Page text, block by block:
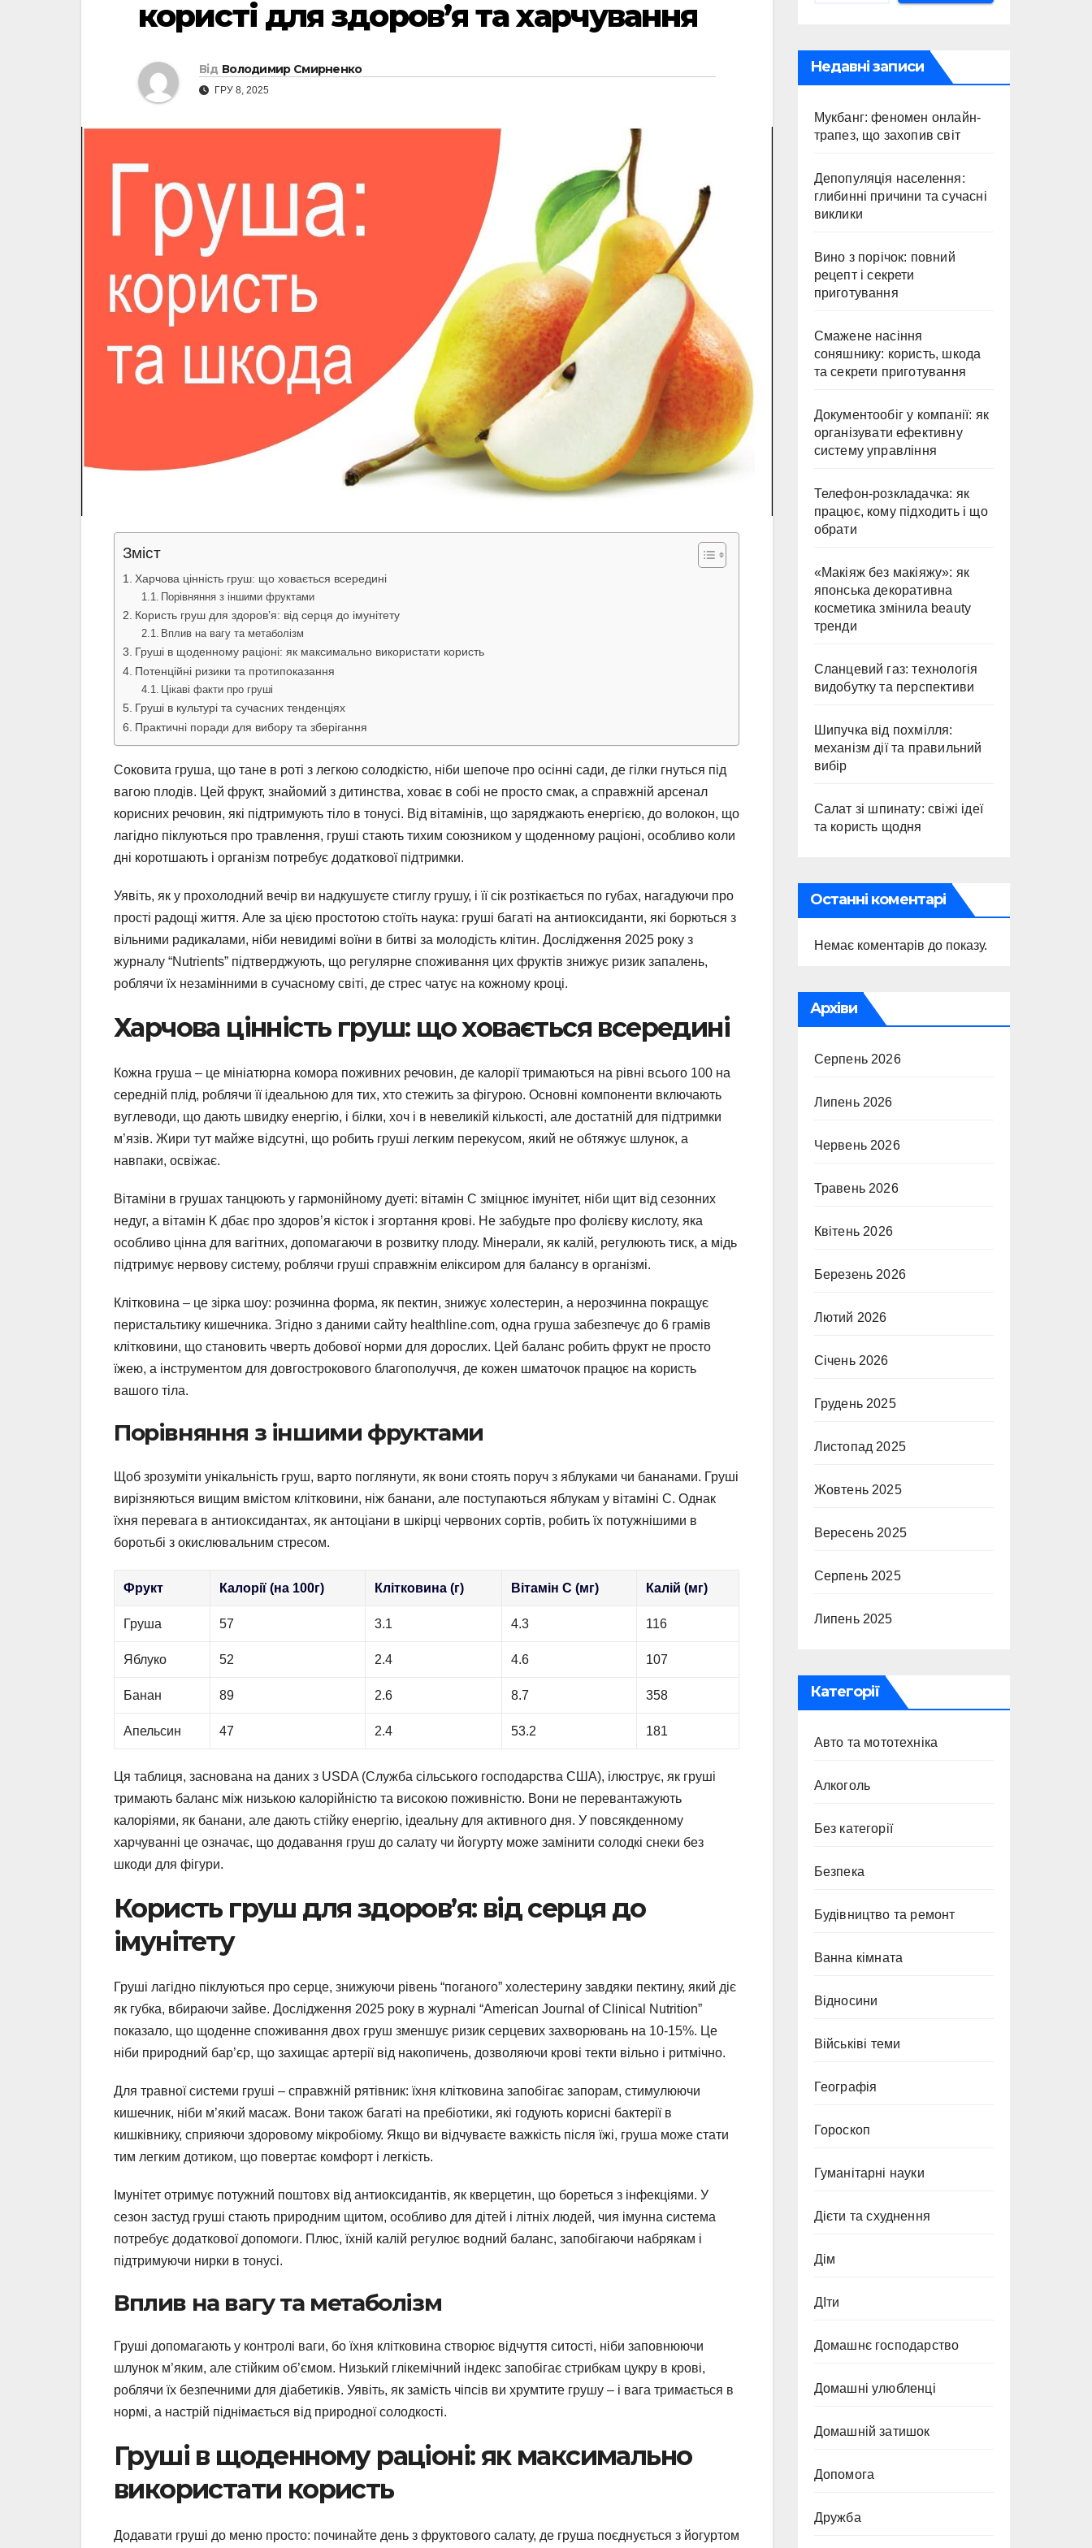
користі для здоров’я та харчування
Від Володимир Смирненко
ГРУ 8, 2025
Зміст
Харчова цінність груш: що ховається всередині
Порівняння з іншими фруктами
Користь груш для здоров’я: від серця до імунітету
Вплив на вагу та метаболізм
Груші в щоденному раціоні: як максимально використати користь
Потенційні ризики та протипоказання
Цікаві факти про груші
Груші в культурі та сучасних тенденціях
Практичні поради для вибору та зберігання
Соковита груша, що тане в роті з легкою солодкістю, ніби шепоче про осінні сади, де гілки гнуться під
вагою плодів. Цей фрукт, знайомий з дитинства, ховає в собі не просто смак, а справжній арсенал
корисних речовин, які підтримують тіло в тонусі. Від вітамінів, що заряджають енергією, до волокон, що
лагідно піклуються про травлення, груші стають тихим союзником у щоденному раціоні, особливо коли
дні коротшають і організм потребує додаткової підтримки.
Уявіть, як у прохолодний вечір ви надкушуєте стиглу грушу, і її сік розтікається по губах, нагадуючи про
прості радощі життя. Але за цією простотою стоїть наука: груші багаті на антиоксиданти, які борються з
вільними радикалами, ніби невидимі воїни в битві за молодість клітин. Дослідження 2025 року з
журналу “Nutrients” підтверджують, що регулярне споживання цих фруктів знижує ризик запалень,
роблячи їх незамінними в сучасному світі, де стрес чатує на кожному кроці.
Харчова цінність груш: що ховається всередині
Кожна груша – це мініатюрна комора поживних речовин, де калорії тримаються на рівні всього 100 на
середній плід, роблячи її ідеальною для тих, хто стежить за фігурою. Основні компоненти включають
вуглеводи, що дають швидку енергію, і білки, хоч і в невеликій кількості, але достатній для підтримки
м’язів. Жири тут майже відсутні, що робить груші легким перекусом, який не обтяжує шлунок, а
навпаки, освіжає.
Вітаміни в грушах танцюють у гармонійному дуеті: вітамін C зміцнює імунітет, ніби щит від сезонних
недуг, а вітамін K дбає про здоров’я кісток і згортання крові. Не забудьте про фолієву кислоту, яка
особливо цінна для вагітних, допомагаючи в розвитку плоду. Мінерали, як калій, регулюють тиск, а мідь
підтримує нервову систему, роблячи груші справжнім еліксиром для балансу в організмі.
Клітковина – це зірка шоу: розчинна форма, як пектин, знижує холестерин, а нерозчинна покращує
перистальтику кишечника. Згідно з даними сайту healthline.com, одна груша забезпечує до 6 грамів
клітковини, що становить чверть добової норми для дорослих. Цей баланс робить фрукт не просто
їжею, а інструментом для довгострокового благополуччя, де кожен шматочок працює на користь
вашого тіла.
Порівняння з іншими фруктами
Щоб зрозуміти унікальність груш, варто поглянути, як вони стоять поруч з яблуками чи бананами. Груші
вирізняються вищим вмістом клітковини, ніж банани, але поступаються яблукам у вітаміні C. Однак
їхня перевага в антиоксидантах, як антоціани в шкірці червоних сортів, робить їх потужнішими в
боротьбі з окислювальним стресом.
Фрукт Калорії (на 100г) Клітковина (г) Вітамін C (мг) Калій (мг)
Груша 57 3.1 4.3 116
Яблуко 52 2.4 4.6 107
Банан 89 2.6 8.7 358
Апельсин 47 2.4 53.2 181
Ця таблиця, заснована на даних з USDA (Служба сільського господарства США), ілюструє, як груші
тримають баланс між низькою калорійністю та високою поживністю. Вони не перевантажують
калоріями, як банани, але дають стійку енергію, ідеальну для активного дня. У повсякденному
харчуванні це означає, що додавання груш до салату чи йогурту може замінити солодкі снеки без
шкоди для фігури.
Користь груш для здоров’я: від серця до
імунітету
Груші лагідно піклуються про серце, знижуючи рівень “поганого” холестерину завдяки пектину, який діє
як губка, вбираючи зайве. Дослідження 2025 року в журналі “American Journal of Clinical Nutrition”
показало, що щоденне споживання двох груш зменшує ризик серцевих захворювань на 10-15%. Це
ніби природний бар’єр, що захищає артерії від накопичень, дозволяючи крові текти вільно і ритмічно.
Для травної системи груші – справжній рятівник: їхня клітковина запобігає запорам, стимулюючи
кишечник, ніби м’який масаж. Вони також багаті на пребіотики, які годують корисні бактерії в
кишківнику, сприяючи здоровому мікробіому. Якщо ви відчуваєте важкість після їжі, груша може стати
тим легким дотиком, що повертає комфорт і легкість.
Імунітет отримує потужний поштовх від антиоксидантів, як кверцетин, що бореться з інфекціями. У
сезон застуд груші стають природним щитом, особливо для дітей і літніх людей, чия імунна система
потребує додаткової допомоги. Плюс, їхній калій регулює водний баланс, запобігаючи набрякам і
підтримуючи нирки в тонусі.
Вплив на вагу та метаболізм
Груші допомагають у контролі ваги, бо їхня клітковина створює відчуття ситості, ніби заповнюючи
шлунок м’яким, але стійким об’ємом. Низький глікемічний індекс запобігає стрибкам цукру в крові,
роблячи їх безпечними для діабетиків. Уявіть, як замість чіпсів ви хрумтите грушу – і вага тримається в
нормі, а настрій піднімається від природної солодкості.
Груші в щоденному раціоні: як максимально
використати користь
Додавати груші до меню просто: починайте день з фруктового салату, де груша поєднується з йогуртом
Недавні записи
Мукбанг: феномен онлайн-
трапез, що захопив світ
Депопуляція населення:
глибинні причини та сучасні
виклики
Вино з порічок: повний
рецепт і секрети
приготування
Смажене насіння
соняшнику: користь, шкода
та секрети приготування
Документообіг у компанії: як
організувати ефективну
систему управління
Телефон-розкладачка: як
працює, кому підходить і що
обрати
«Макіяж без макіяжу»: як
японська декоративна
косметика змінила beauty
тренди
Сланцевий газ: технологія
видобутку та перспективи
Шипучка від похмілля:
механізм дії та правильний
вибір
Салат зі шпинату: свіжі ідеї
та користь щодня
Останні коментарі
Немає коментарів до показу.
Архіви
Серпень 2026
Липень 2026
Червень 2026
Травень 2026
Квітень 2026
Березень 2026
Лютий 2026
Січень 2026
Грудень 2025
Листопад 2025
Жовтень 2025
Вересень 2025
Серпень 2025
Липень 2025
Категорії
Авто та мототехніка
Алкоголь
Без категорії
Безпека
Будівництво та ремонт
Ванна кімната
Відносини
Військіві теми
Географія
Гороскоп
Гуманітарні науки
Дієти та схуднення
Дім
ДІти
Домашнє господарство
Домашні улюбленці
Домашній затишок
Допомога
Дружба